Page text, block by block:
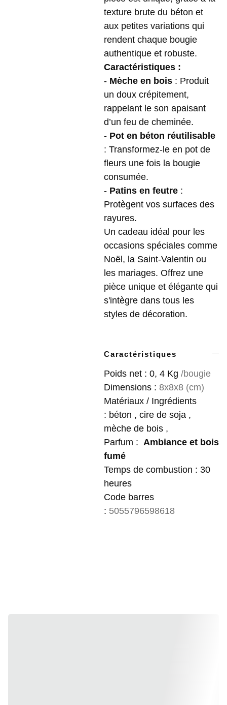
texture brute du béton et
aux petites variations qui
rendent chaque bougie
authentique et robuste.
Caractéristiques :
- Mèche en bois : Produit
un doux crépitement,
rappelant le son apaisant
d’un feu de cheminée.
- Pot en béton réutilisable
: Transformez-le en pot de
fleurs une fois la bougie
consumée.
- Patins en feutre :
Protègent vos surfaces des
rayures.
Un cadeau idéal pour les
occasions spéciales comme
Noël, la Saint-Valentin ou
les mariages. Offrez une
pièce unique et élégante qui
s'intègre dans tous les
styles de décoration.
Caractéristiques
Poids net : 0, 4 Kg /bougie
Dimensions : 8x8x8 (cm)
Matériaux / Ingrédients
: béton , cire de soja ,
mèche de bois ,
Parfum : Ambiance et bois
fumé
Temps de combustion : 30
heures
Code barres
: 5055796598618